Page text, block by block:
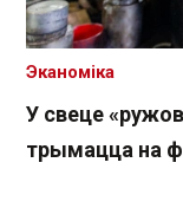
У свеце
трымацца на
Эканоміка